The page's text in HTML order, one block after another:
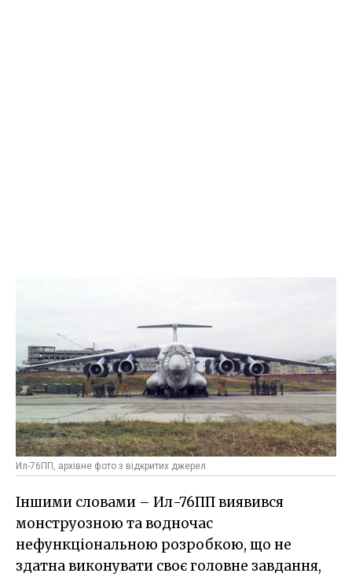
Ил-76ПП, архівне фото з відкритих джерел
Іншими словами – Ил-76ПП виявився
монструозною та водночас
нефункціональною розробкою, що не
здатна виконувати своє головне завдання,